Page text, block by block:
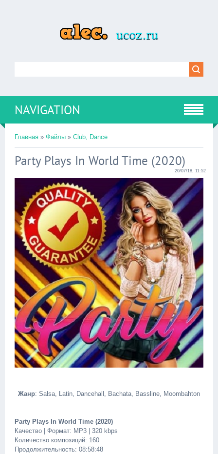
NAVIGATION
Главная » Файлы » Club, Dance
Party Plays In World Time (2020)
20/07/18, 11:52
Жанр: Salsa, Latin, Dancehall, Bachata, Bassline, Moombahton
Party Plays In World Time (2020)
Качество | Формат: MP3 | 320 kbps
Количество композиций: 160
Продолжительность: 08:58:48